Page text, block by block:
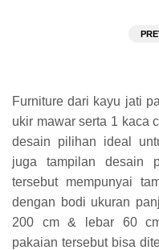
Furniture dari kayu jati
ukir mawar serta 1 kaca
desain pilihan ideal
juga tampilan desain
tersebut mempunyai
dengan bodi ukuran
200 cm & lebar 60
pakaian tersebut bisa